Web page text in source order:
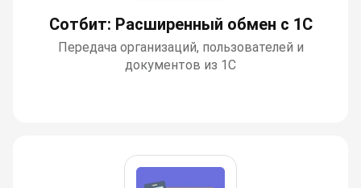
Сотбит: Расширенный обмен с 1С
Передача организаций, пользователей и
документов из 1С